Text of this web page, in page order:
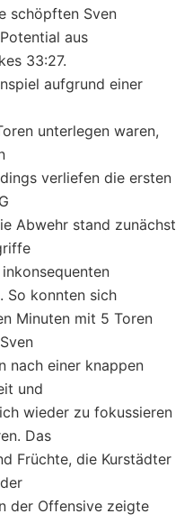
schöpften Sven
aus
33:27.
aufgrund einer
unterlegen waren,
verliefen die ersten
Abwehr stand zunächst
So konnten sich
Minuten mit 5 Toren
nach einer knappen
und
wieder zu fokussieren
Das
Früchte, die Kurstädter
der Offensive zeigte